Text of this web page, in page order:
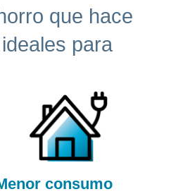
que hace
para
consumo